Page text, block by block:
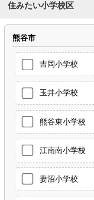
住みたい小学校区
熊谷市
吉岡小学校
玉井小学校
熊谷東小学校
江南南小学校
妻沼小学校